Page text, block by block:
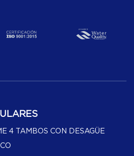
4 TAMBOS CON DESAGÜE